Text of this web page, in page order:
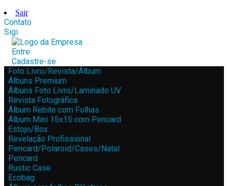
Sair
Contato
Sigi
Entre
Cadastre-se
Foto Livro/Revista/Álbum
Álbuns Premium
Álbuns Foto Livro/Laminado UV
Revista Fotográfica
Álbum Rebite com Folhas
Álbum Mini 15x15 com Pencard
Estojo/Box
Revelação Profissional
Pencard/Polaroid/Cases/Natal
Pencard
Rustic Case
Ecobag